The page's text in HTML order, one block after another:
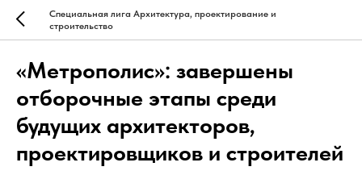
Специальная лига Архитектура, проектирование и
строительство
«Метрополис»: завершены
отборочные этапы среди
будущих архитекторов,
проектировщиков и строителей